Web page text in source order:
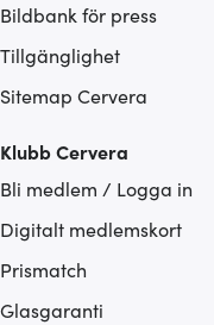
Bildbank för press
Tillgänglighet
Sitemap Cervera
Klubb Cervera
Bli medlem / Logga in
Digitalt medlemskort
Prismatch
Glasgaranti